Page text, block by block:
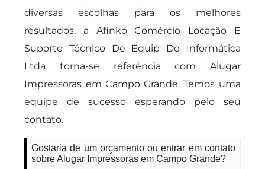
diversas escolhas para os melhores
resultados, a Afinko Comércio Locação E
Suporte Técnico De Equip De Informática
Ltda torna-se referência com Alugar
Impressoras em Campo Grande. Temos uma
equipe de sucesso esperando pelo seu
contato.
Gostaria de um orçamento ou entrar em contato
sobre Alugar Impressoras em Campo Grande?